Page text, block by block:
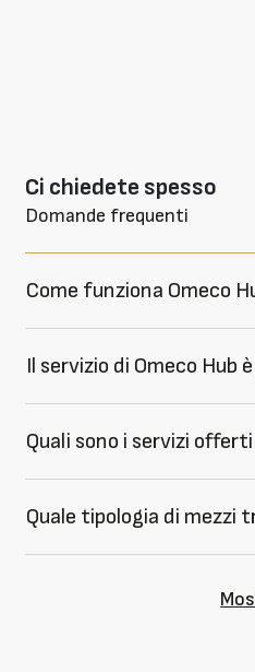
Ci chiedete spesso
Domande frequenti
Come funziona Omeco
Il servizio di Omeco Hub
Quali sono i servizi
Quale tipologia di mezzi